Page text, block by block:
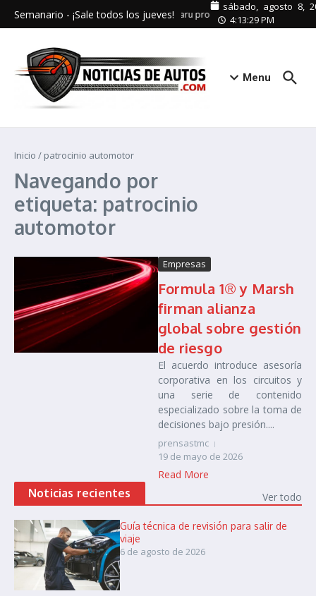
Semanario - ¡Sale todos los jueves!Subaru promueve el turismo interno
sábado, agosto 8,
4:13:29 PM
Menu
Inicio / patrocinio automotor
Navegando por
etiqueta: patrocinio
automotor
Empresas
Formula 1® y Marsh
firman alianza
global sobre gestión
de riesgo
El acuerdo introduce asesoría
corporativa en los circuitos y
una serie de contenido
especializado sobre la toma de
decisiones bajo presión....
prensastmc
19 de mayo de 2026
Read More
Noticias recientes Ver todo
Guía técnica de revisión para salir de
viaje
6 de agosto de 2026